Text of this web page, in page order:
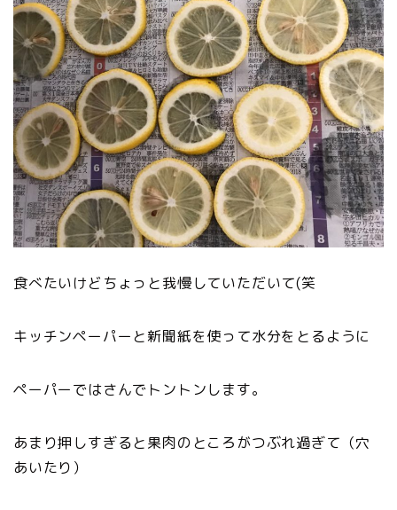
食べたいけどちょっと我慢していただいて(笑
キッチンペーパーと新聞紙を使って水分をとるように
ペーパーではさんでトントンします。
あまり押しすぎると果肉のところがつぶれ過ぎて（穴
あいたり）